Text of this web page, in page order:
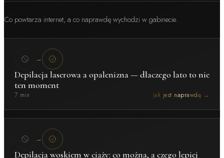
Co powtarza internet, a co naprawdę wychodzi w gabinecie.
→
Depilacja laserowa a opalenizna — dlaczego lato to nie
ten moment
7 min Jak jest naprawdę →
→
Depilacja woskiem w ciąży: co można, a czego lepiej